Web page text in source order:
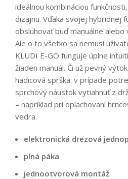
ideálnou kombináciou
dizajnu. Vďaka svojej hybridnej
obsluhovať buď manuálne
Ale o to všetko sa nemusí
KLUDI E-GO funguje úplne
žiaden manuál. Či už pevný
hadicová sprška: v prípade
sprchový náustok vytiahnuť z
– napríklad pri oplachovaní
vedra.
elektronická drezová
plná páka
jednootvorová montáž